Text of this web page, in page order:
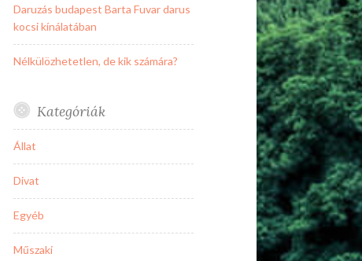
Daruzás budapest Barta Fuvar darus
kocsi kínálatában
Nélkülözhetetlen, de kik számára?
Kategóriák
Állat
Divat
Egyéb
Műszaki